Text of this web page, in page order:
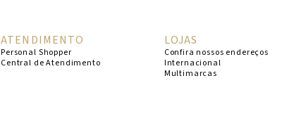
ATENDIMENTO
Personal Shopper
Central de Atendimento
LOJAS
Confira nossos endereços
Internacional
Multimarcas